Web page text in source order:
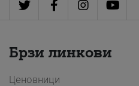
Брзи линкови
Ценовници